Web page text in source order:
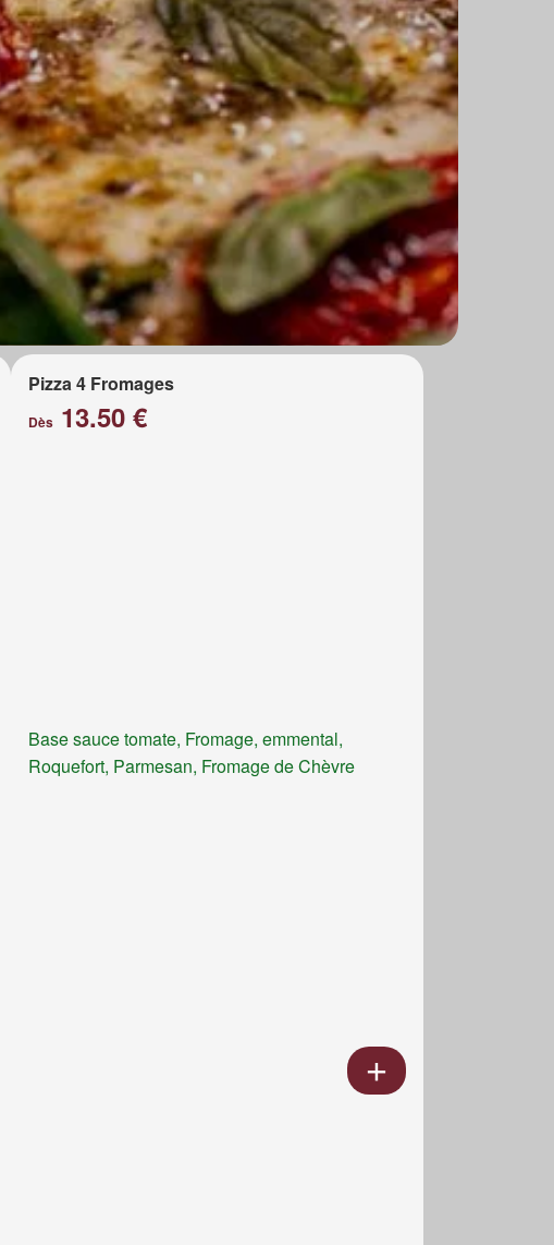
Pizza 4 Fromages
Dès 13.50 €
Base sauce tomate, Fromage, emmental,
Roquefort, Parmesan, Fromage de Chèvre